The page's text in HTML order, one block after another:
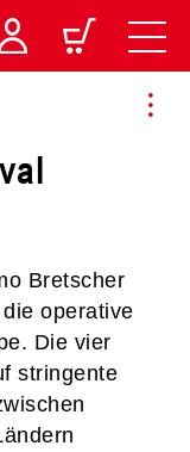
Bretscher
operative
Die vier
stringente